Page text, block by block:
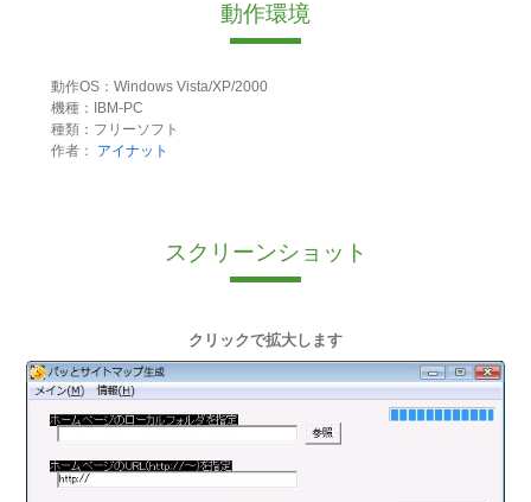
動作環境
動作OS：Windows Vista/XP/2000
機種：IBM-PC
種類：フリーソフト
作者：
アイナット
スクリーンショット
クリックで拡大します